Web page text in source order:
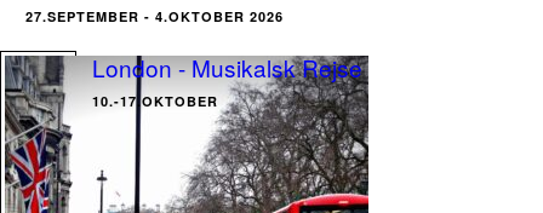
27.SEPTEMBER - 4.OKTOBER 2026
London - Musikalsk Rejse
10.-17.OKTOBER